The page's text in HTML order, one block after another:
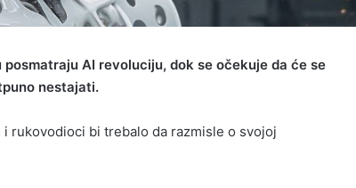
AI revoluciju, dok se očekuje da će se
nestajati.
rukovodioci bi trebalo da razmisle o svojoj